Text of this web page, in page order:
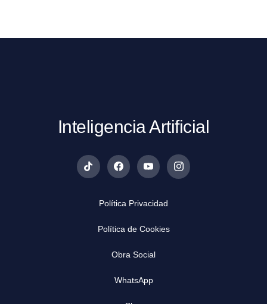
Inteligencia Artificial
Política Privacidad
Política de Cookies
Obra Social
WhatsApp